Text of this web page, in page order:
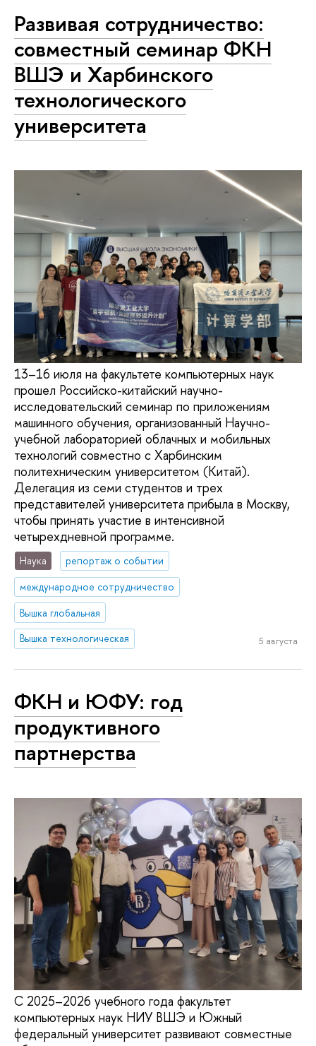
Развивая сотрудничество:
совместный семинар ФКН
ВШЭ и Харбинского
технологического
университета
13–16 июля на факультете компьютерных наук
прошел Российско-китайский научно-
исследовательский семинар по приложениям
машинного обучения, организованный Научно-
учебной лабораторией облачных и мобильных
технологий совместно с Харбинским
политехническим университетом (Китай).
Делегация из семи студентов и трех
представителей университета прибыла в Москву,
чтобы принять участие в интенсивной
четырехдневной программе.
Наука
репортаж о событии
международное сотрудничество
Вышка глобальная
Вышка технологическая
5 августа
ФКН и ЮФУ: год
продуктивного
партнерства
С 2025–2026 учебного года факультет
компьютерных наук НИУ ВШЭ и Южный
федеральный университет развивают совместные